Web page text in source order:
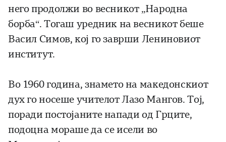
него продолжи во весникот „Народна
борба“. Тогаш уредник на весникот беше
Васил Симов, кој го заврши Лениновиот
институт.
Во 1960 година, знамето на македонскиот
дух го носеше учителот Лазо Мaнгов. Тој,
поради постојаните напади од Грците,
подоцна мораше да се исели во